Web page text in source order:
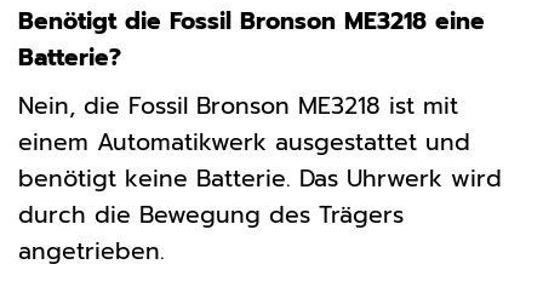
Benötigt die Fossil Bronson ME3218 eine
Batterie?
Nein, die Fossil Bronson ME3218 ist mit
einem Automatikwerk ausgestattet und
benötigt keine Batterie. Das Uhrwerk wird
durch die Bewegung des Trägers
angetrieben.